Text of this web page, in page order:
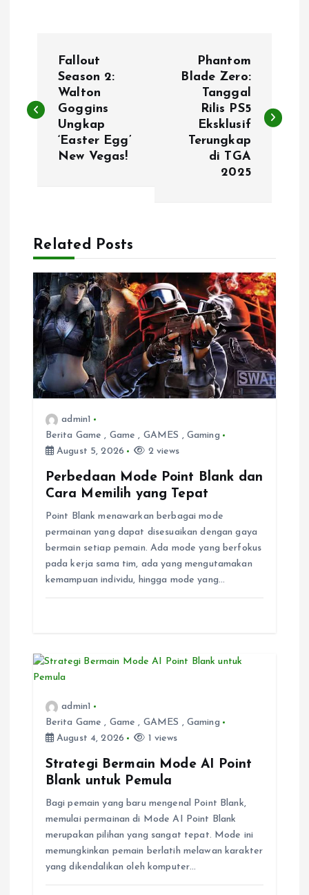
s
v
g
a
t
Fallout
Season 2:
Walton
Goggins
Ungkap
‘Easter Egg’
New Vegas!
Phantom
Blade Zero:
Tanggal
Rilis PS5
Eksklusif
Terungkap
di TGA
2025
Related Posts
admin1
Berita Game , Game , GAMES , Gaming
August 5, 2026
2 views
Perbedaan Mode Point Blank dan
Cara Memilih yang Tepat
Point Blank menawarkan berbagai mode
permainan yang dapat disesuaikan dengan gaya
bermain setiap pemain. Ada mode yang berfokus
pada kerja sama tim, ada yang mengutamakan
kemampuan individu, hingga mode yang…
admin1
Berita Game , Game , GAMES , Gaming
August 4, 2026
1 views
Strategi Bermain Mode AI Point
Blank untuk Pemula
Bagi pemain yang baru mengenal Point Blank,
memulai permainan di Mode AI Point Blank
merupakan pilihan yang sangat tepat. Mode ini
memungkinkan pemain berlatih melawan karakter
yang dikendalikan oleh komputer…